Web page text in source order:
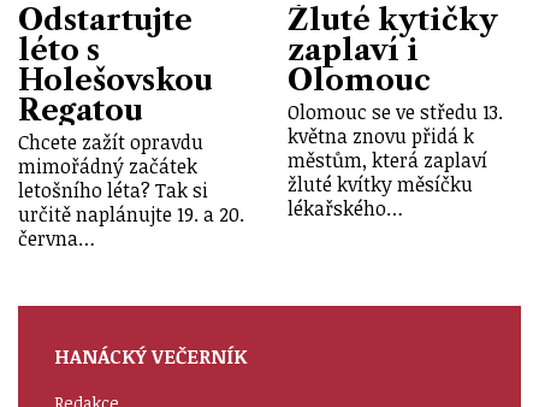
Odstartujte
léto s
Holešovskou
Regatou
Chcete zažít opravdu
mimořádný začátek
letošního léta? Tak si
určitě naplánujte 19. a 20.
června…
Žluté kytičky
zaplaví i
Olomouc
Olomouc se ve středu 13.
května znovu přidá k
městům, která zaplaví
žluté kvítky měsíčku
lékařského…
HANÁCKÝ VEČERNÍK